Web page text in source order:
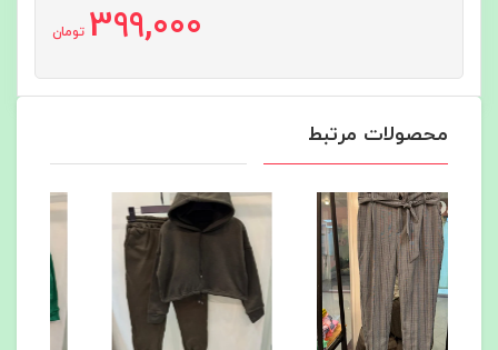
399,000 تومان
محصولات مرتبط